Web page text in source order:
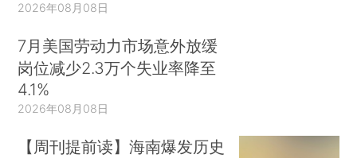
2026年08月08日
7月美国劳动力市场意外放缓
岗位减少2.3万个失业率降至
4.1%
2026年08月08日
【周刊提前读】海南爆发历史